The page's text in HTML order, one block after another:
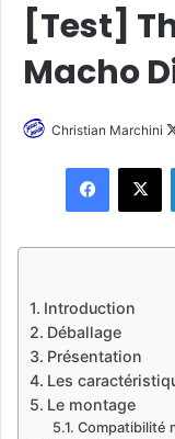
[Test]
Macho
Christian Marchini
Introduction
Déballage
Présentation
Les
Le montage
Compatibilité